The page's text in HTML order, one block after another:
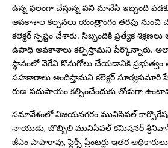
ఉన్న ఫలంగా చేస్తున్న పని మానేసి ఇబ్బంది
అవకాశాల కల్పనలు యంత్రాంగం తరఫు నుంచి
కలెక్టర్ స్పష్టం చేశారు. సిబ్బందికి ప్రత్యేక
ఉపాధి అవకాశాలు కల్పిస్తామని పేర్కొన్నారు.
స్థానంలో వెరేవి కొనుగోలు చేయడానికి
సహకారాలు అందిస్తామని కలెక్టర్ సూర్యకుమారి
రుణ సదుపాయం కల్పించేందుకు తోడుగా
సమావేశంలో విజయనగరం మునిసిపల్
నాయుడు, బొబ్బిలి మునిసిపల్ కమిషనర్
జీఎం పాపారావు, ఫ్లెక్సీ ప్రింటర్లు ఇతర